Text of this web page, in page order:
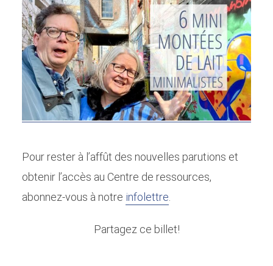
Pour rester à l’affût des nouvelles parutions et
obtenir l’accès au Centre de ressources,
abonnez-vous à notre infolettre
Partagez ce billet!